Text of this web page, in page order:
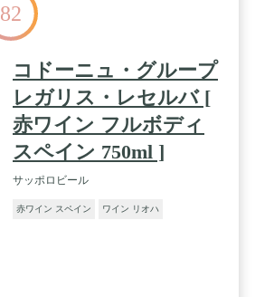
82
コドーニュ・グループ
レガリス・レセルバ [
赤ワイン フルボディ
スペイン 750ml ]
サッポロビール
赤ワイン スペイン ワイン リオハ